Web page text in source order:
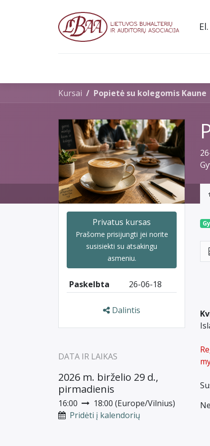
Kursai Popietė su kolegomis Kaune
Privatus kursas
Prašome prisijungti jei norite
susisiekti su atsakingu
asmeniu.
Paskelbta 26-06-18
Dalintis
DATA IR LAIKAS
2026 m. birželio 29 d.,
pirmadienis
16:00 18:00 (Europe/Vilnius)
Pridėti į kalendorių